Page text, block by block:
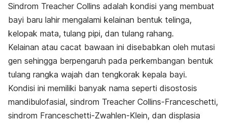
Sindrom Treacher Collins adalah kondisi yang membuat
bayi baru lahir mengalami kelainan bentuk telinga,
kelopak mata, tulang pipi, dan tulang rahang.
Kelainan atau cacat bawaan ini disebabkan oleh mutasi
gen sehingga berpengaruh pada perkembangan bentuk
tulang rangka wajah dan tengkorak kepala bayi.
Kondisi ini memiliki banyak nama seperti disostosis
mandibulofasial, sindrom Treacher Collins-Franceschetti,
sindrom Franceschetti-Zwahlen-Klein, dan displasia